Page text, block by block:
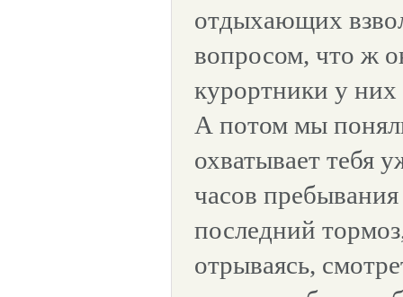
отдыхающих
вопросом, что ж
курортники у
А потом мы
охватывает тебя
часов
последний
отрываясь,